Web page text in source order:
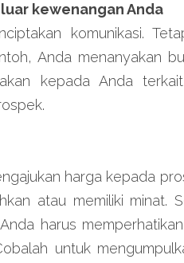
kewenangan Anda
komunikasi.
Anda menanyakan
kepada Anda
harga kepada
atau memiliki minat.
harus
untuk